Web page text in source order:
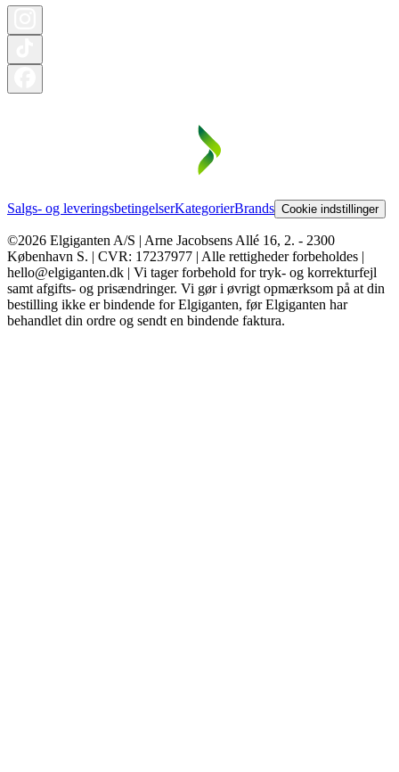
Salgs- og leveringsbetingelserKategorierBrands Cookie indstillinger
©2026 Elgiganten A/S | Arne Jacobsens Allé 16, 2. - 2300
København S. | CVR: 17237977 | Alle rettigheder forbeholdes |
hello@elgiganten.dk | Vi tager forbehold for tryk- og korrekturfejl
samt afgifts- og prisændringer. Vi gør i øvrigt opmærksom på at din
bestilling ikke er bindende for Elgiganten, før Elgiganten har
behandlet din ordre og sendt en bindende faktura.